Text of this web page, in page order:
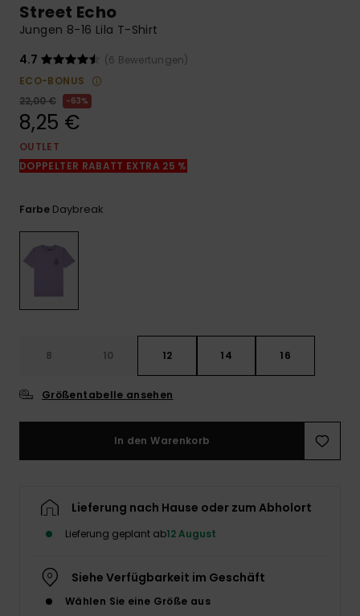
Finden Sie
die häufigsten
Fragen sowie
Street Echo
Jungen 8-16 Lila T-Shirt
4.7
(6 Bewertungen)
ECO-BONUS
22,00 €
63%
8,25 €
OUTLET
DOPPELTER RABATT EXTRA 25 %
Farbe Daybreak
8 10 12 14 16
Größentabelle ansehen
In den Warenkorb
Lieferung nach Hause oder zum Abholort
Lieferung geplant ab12 August
Siehe Verfügbarkeit im Geschäft
Wählen Sie eine Größe aus